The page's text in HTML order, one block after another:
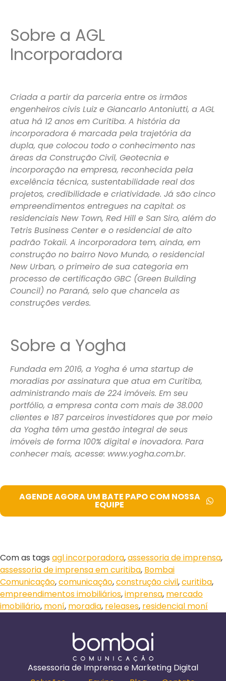
Sobre a AGL
Incorporadora
Criada a partir da parceria entre os irmãos
engenheiros civis Luiz e Giancarlo Antoniutti, a AGL
atua há 12 anos em Curitiba. A história da
incorporadora é marcada pela trajetória da
dupla, que colocou todo o conhecimento nas
áreas da Construção Civil, Geotecnia e
incorporação na empresa, reconhecida pela
excelência técnica, sustentabilidade real dos
projetos, credibilidade e criatividade. Já são cinco
empreendimentos entregues na capital: os
residenciais New Town, Red Hill e San Siro, além do
Tetris Business Center e o residencial de alto
padrão Tokaii. A incorporadora tem, ainda, em
construção no bairro Novo Mundo, o residencial
New Urban, o primeiro de sua categoria em
processo de certificação GBC (Green Building
Council) no Paraná, selo que chancela as
construções verdes.
Sobre a Yogha
Fundada em 2016, a Yogha é uma startup de
moradias por assinatura que atua em Curitiba,
administrando mais de 224 imóveis. Em seu
portfólio, a empresa conta com mais de 38.000
clientes e 187 parceiros investidores que por meio
da Yogha têm uma gestão integral de seus
imóveis de forma 100% digital e inovadora. Para
conhecer mais, acesse: www.yogha.com.br.
AGENDE AGORA UM BATE PAPO COM NOSSA
EQUIPE
Com as tags agl incorporadora,assessoria de imprensa,
assessoria de imprensa em curitiba, Bombai
Comunicação,comunicação,construção civil,curitiba,
empreendimentos imobiliários,imprensa, mercado
imobiliário, moní, moradia, releases, residencial moní
Assessoria de Imprensa e Marketing Digital